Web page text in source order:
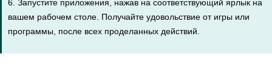
6. Запустите приложения, нажав на соответствующий ярлык на
вашем рабочем столе. Получайте удовольствие от игры или
программы, после всех проделанных действий.